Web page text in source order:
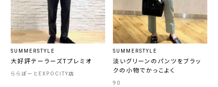
SUMMERSTYLE
大好評テーラーズTプレミオ
ららぽーとEXPOCITY店
SUMMERSTYLE
淡いグリーンのパンツをブラッ
クの小物でかっこよく
90